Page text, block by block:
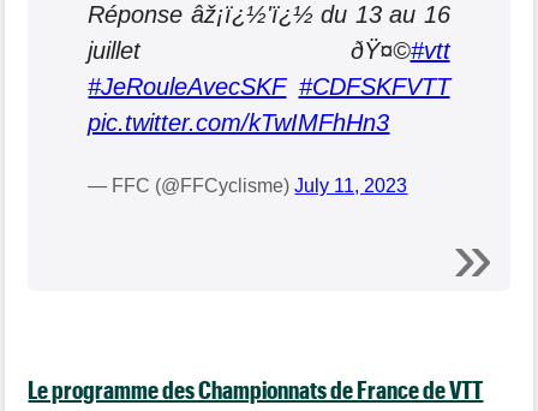
Réponse âž¡ï¿½'ï¿½ du 13 au 16
juillet ðŸ¤©#vtt
#JeRouleAvecSKF #CDFSKFVTT
pic.twitter.com/kTwIMFhHn3
— FFC (@FFCyclisme)July 11, 2023
Le programme des Championnats de France de VTT